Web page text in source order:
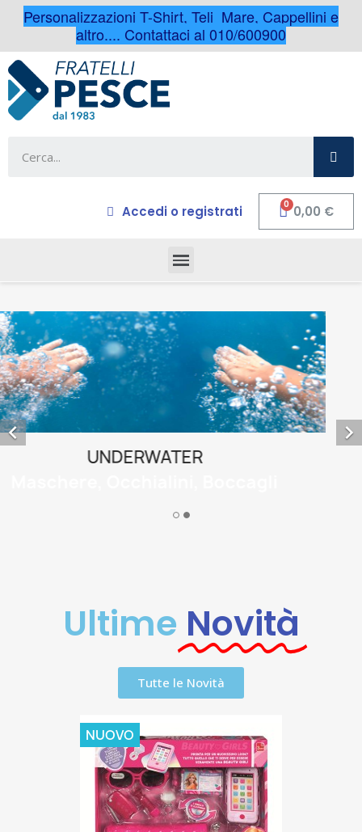
Personalizzazioni T-Shirt, Teli Mare, Cappellini e
altro.... Contattaci al 010/600900
Accedi o registrati 0,00 €

UltimeNovità